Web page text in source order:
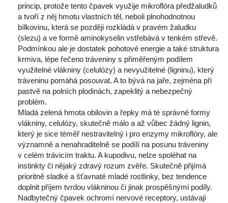
princip, protože tento čpavek využije mikroflóra předžaludků
a tvoří z něj hmotu vlastních těl, neboli plnohodnotnou
bílkovinu, která se později rozkládá v pravém žaludku
(slezu) a ve formě aminokyselin vstřebává v tenkém střevě.
Podmínkou ale je dostatek pohotové energie a také struktura
krmiva, lépe řečeno tráveniny s přiměřeným podílem
využitelné vlákniny (celulózy) a nevyužitelné (ligninu), který
tráveninu pomáhá posouvat. A to bývá na jaře, zejména při
pastvě na polních plodinách, zapeklitý a nebezpečný
problém.
Mladá zelená hmota obilovin a řepky má té správné formy
vlákniny, celulózy, skutečně málo a až vůbec žádný lignin,
který je sice téměř nestravitelný i pro enzymy mikroflóry, ale
významně a nenahraditelně se podílí na posunu tráveniny
v celém trávicím traktu. A kupodivu, nelze spoléhat na
instinkty či nějaký zdravý rozum zvěře. Skutečně přijímá
prioritně sladké a šťavnaté mladé rostlinky, bez tendence
doplnit příjem tvrdou vlákninou či jinak prospěšnými podíly.
Nadbytečný čpavek ochromí nervové receptory, ustávají